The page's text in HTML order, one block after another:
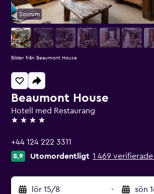
Beaumont House
Hotell med Restaurang
4 stjärnor
+44 124 222 3311
8,9 Utomordentligt 1 469
lör 15/8 - sön
Sovrum
Bilder från Beaumont House